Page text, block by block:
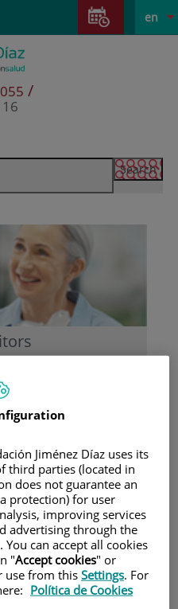
Active
en
/
Jiménez Díaz uses its
third parties (located in
does not guarantee an
protection) for user
improving services
advertising through the
can accept all cookies
"Accept cookies" or
use from this Settings. For
Política de Cookies